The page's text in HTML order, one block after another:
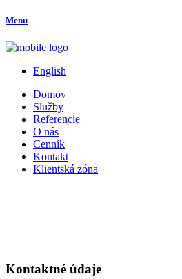
Menu
English
Domov
Služby
Referencie
O nás
Cenník
Kontakt
Klientská zóna
Kontaktné údaje